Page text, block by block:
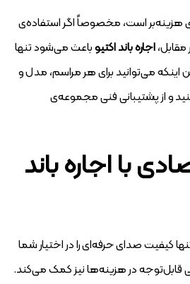
هزینه‌بر است، مخصوصاً اگر استفاده‌ی
اجاره باند اکتیوباعث می‌شود تنها
اینکه می‌توانید برای هر مراسم، مدل و
و از پشتیبانی فنی مجموعه‌ی
با اجاره باند
کیفیت صدای حرفه‌ای را در اختیار شما
قابل‌توجه در هزینه‌ها نیز کمک می‌کند.